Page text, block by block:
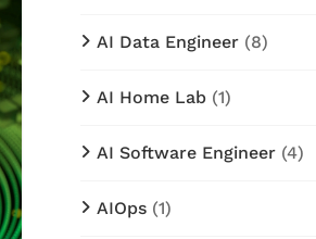
AI Data Engineer (8)
AI Home Lab (1)
AI Software Engineer (4)
AIOps (1)